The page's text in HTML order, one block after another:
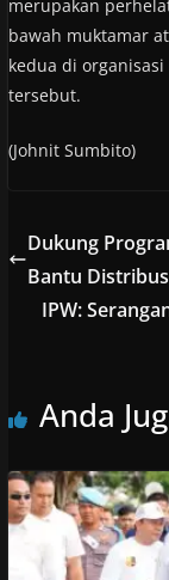
merupakan
bawah muktamar
kedua di
tersebut.
(Johnit Sumbito)
Dukung
Bantu
IPW:
Anda